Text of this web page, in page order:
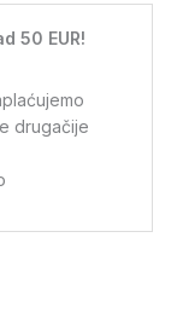
50 EUR!
drugačije